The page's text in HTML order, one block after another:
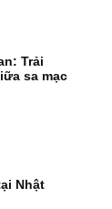
Trải
sa mạc
Nhật